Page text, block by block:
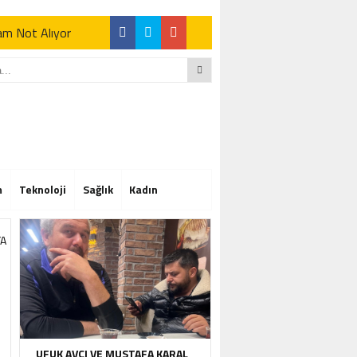
Not Alıyor
Not Alıyor
Teknoloji Sağlık Kadın
UFUK AVCI VE MUSTAFA KARAL